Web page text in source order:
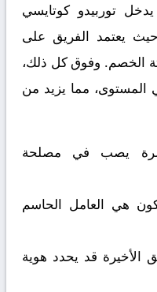
توربيدو كوتايسي
حيث يعتمد الفريق على
الخصم. وفوق كل ذلك،
المستوى، مما يزيد من
يصب في مصلحة
هي العامل الحاسم
الأخيرة قد يحدد هوية